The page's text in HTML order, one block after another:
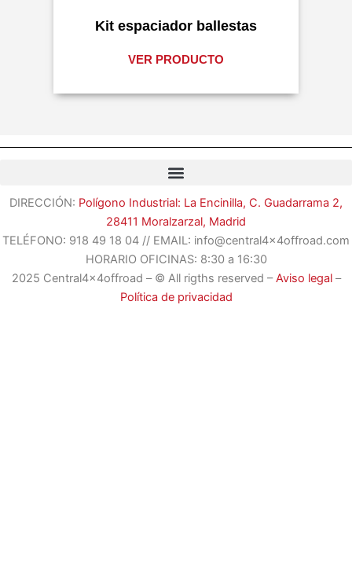
Kit espaciador ballestas
VER PRODUCTO
DIRECCIÓN: Polígono Industrial: La Encinilla, C. Guadarrama 2,
28411 Moralzarzal, Madrid
TELÉFONO: 918 49 18 04 // EMAIL: info@central4x4offroad.com
HORARIO OFICINAS: 8:30 a 16:30
2025 Central4x4offroad – © All rigths reserved –Aviso legal–
Política de privacidad